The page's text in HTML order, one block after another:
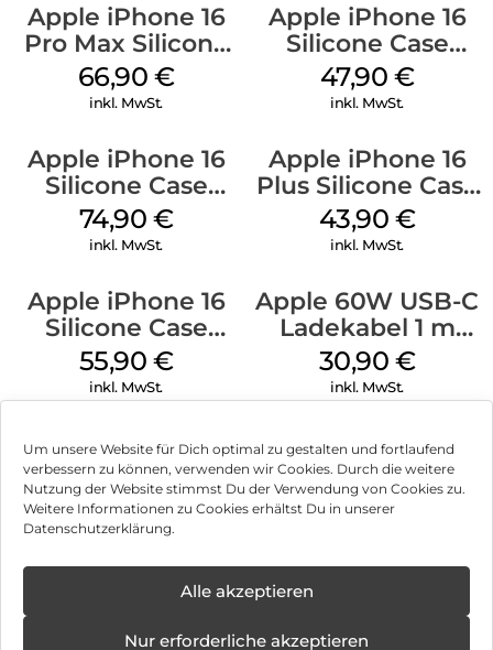
Um unsere Website für Dich optimal zu gestalten und fortlaufend
verbessern zu können, verwenden wir Cookies. Durch die weitere
Nutzung der Website stimmst Du der Verwendung von Cookies zu.
Weitere Informationen zu Cookies erhältst Du in unserer
Datenschutzerklärung.
Alle akzeptieren
Nur erforderliche akzeptieren
Apple iPhone 16
Pro Max Silicone
Case MagSafe
Black
66,90 €
inkl. MwSt.
Apple iPhone 16
Silicone Case
MagSafe Fuchsia
47,90 €
inkl. MwSt.
Apple iPhone 16
Silicone Case
MagSafe Lake
Green
74,90 €
inkl. MwSt.
Apple iPhone 16
Plus Silicone Case
MagSafe Black
43,90 €
inkl. MwSt.
Apple iPhone 16
Silicone Case
MagSafe Plum
55,90 €
inkl. MwSt.
Apple 60W USB-C
Ladekabel 1 m
Weiß
30,90 €
inkl. MwSt.
Impressum